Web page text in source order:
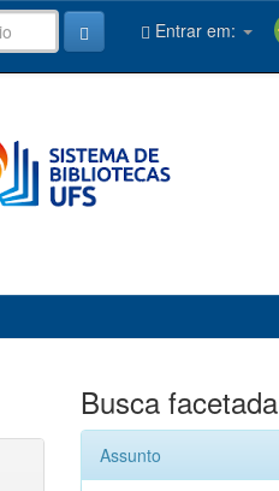
Entrar em:
Busca facetada
Assunto